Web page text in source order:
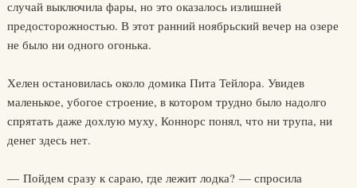
случай выключила фары, но это оказалось излишней
предосторожностью. В этот ранний ноябрьский вечер на озере
не было ни одного огонька.
Хелен остановилась около домика Пита Тейлора. Увидев
маленькое, убогое строение, в котором трудно было надолго
спрятать даже дохлую муху, Коннорс понял, что ни трупа, ни
денег здесь нет.
— Пойдем сразу к сараю, где лежит лодка? — спросила